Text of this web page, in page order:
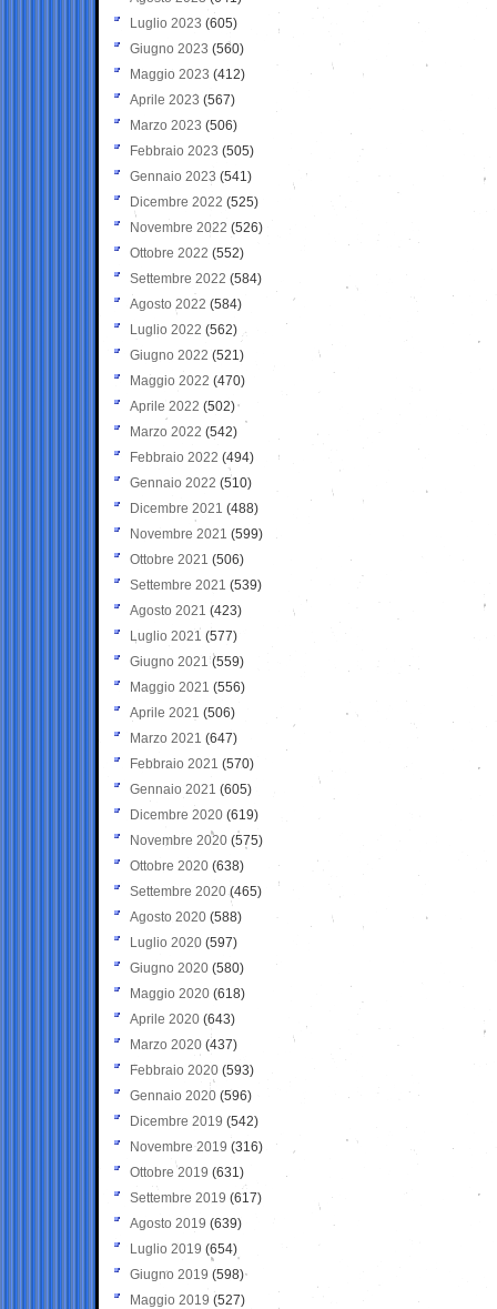
Luglio 2023 (605)
Giugno 2023 (560)
Maggio 2023 (412)
Aprile 2023 (567)
Marzo 2023 (506)
Febbraio 2023 (505)
Gennaio 2023 (541)
Dicembre 2022 (525)
Novembre 2022 (526)
Ottobre 2022 (552)
Settembre 2022 (584)
Agosto 2022 (584)
Luglio 2022 (562)
Giugno 2022 (521)
Maggio 2022 (470)
Aprile 2022 (502)
Marzo 2022 (542)
Febbraio 2022 (494)
Gennaio 2022 (510)
Dicembre 2021 (488)
Novembre 2021 (599)
Ottobre 2021 (506)
Settembre 2021 (539)
Agosto 2021 (423)
Luglio 2021 (577)
Giugno 2021(559)
Maggio 2021 (556)
Aprile 2021 (506)
Marzo 2021 (647)
Febbraio 2021 (570)
Gennaio 2021 (605)
Dicembre 2020 (619)
Novembre 2020 (575)
Ottobre 2020 (638)
Settembre 2020(465)
Agosto 2020 (588)
Luglio 2020 (597)
Giugno 2020 (580)
Maggio 2020 (618)
Aprile 2020 (643)
Marzo 2020 (437)
Febbraio 2020 (593)
Gennaio 2020 (596)
Dicembre 2019 (542)
Novembre 2019 (316)
Ottobre 2019 (631)
Settembre 2019 (617)
Agosto 2019 (639)
Luglio 2019 (654)
Giugno 2019 (598)
Maggio 2019 (527)